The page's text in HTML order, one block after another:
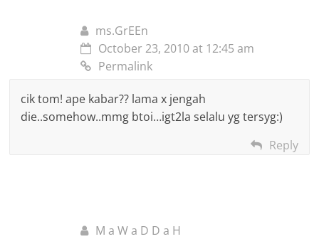
ms.GrEEn
October 23, 2010 at 12:45 am
Permalink
cik tom! ape kabar?? lama x jengah
die..somehow..mmg btoi…igt2la selalu yg tersyg:)
Reply
M a W a D D a H